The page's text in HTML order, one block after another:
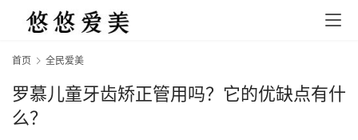
首页 全民爱美
罗慕儿童牙齿矫正管用吗？它的优缺点有什
么？